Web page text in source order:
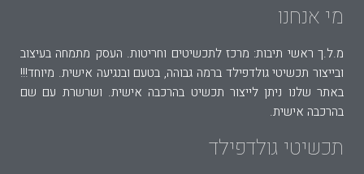
מי אנחנו
מ.ל.ך ראשי תיבות: מרכז לתכשיטים וחריטות. העסק מתמחה בעיצוב
ובייצור תכשיטי גולדפילד ברמה גבוהה, בטעם ובנגיעה אישית. מיוחד!!!
באתר שלנו ניתן לייצור תכשיט בהרכבה אישית. ושרשרת עם שם
בהרכבה אישית.
תכשיטי גולדפילד